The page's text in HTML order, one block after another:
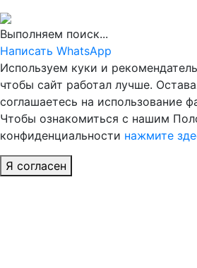
Выполняем поиск...
Написать WhatsApp
Используем куки и
чтобы сайт работал лучше.
соглашаетесь на использование
Чтобы ознакомиться с нашим
конфиденциальности нажмите
Я согласен